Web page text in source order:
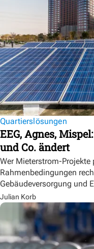
Quartierslösungen
EEG, Agnes,
und Co. ändert
Wer Mieterstrom-
Rahmenbedingungen
Gebäudeversorgung und
Julian Korb